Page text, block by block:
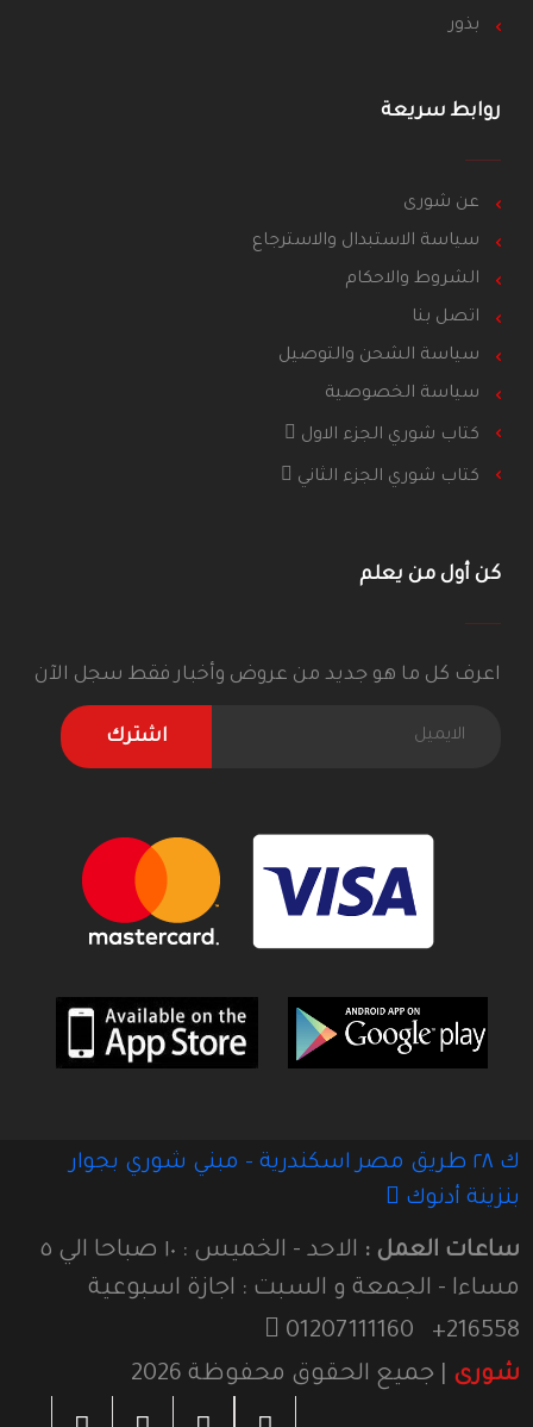
بذور
روابط سريعة
عن شورى
سياسة الاستبدال والاسترجاع
الشروط والاحكام
اتصل بنا
سياسة الشحن والتوصيل
سياسة الخصوصية
كتاب شوري الجزء الاول
كتاب شوري الجزء الثاني
كن أول من يعلم
اعرف كل ما هو جديد من عروض وأخبار فقط سجل الآن
اشترك
ك ٢٨ طريق مصر اسكندرية - مبني شوري بجوار
بنزينة أدنوك
ساعات العمل :
الاحد - الخميس : ١٠ صباحا الي ٥
مساءا - الجمعة و السبت : اجازة اسبوعية
216558+
01207111160
شورى | جميع الحقوق محفوظة 2026